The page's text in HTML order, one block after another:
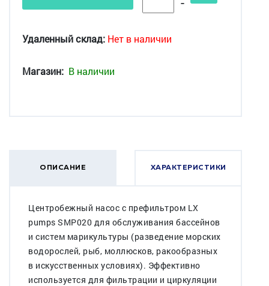
Удаленный склад: Нет в наличии
Магазин: В наличии
ОПИСАНИЕ ХАРАКТЕРИСТИКИ
Центробежный насос с префильтром LX
pumps SMP020 для обслуживания бассейнов
и систем марикультуры (разведение морских
водорослей, рыб, моллюсков, ракообразных
в искусственных условиях). Эффективно
используется для фильтрации и циркуляции